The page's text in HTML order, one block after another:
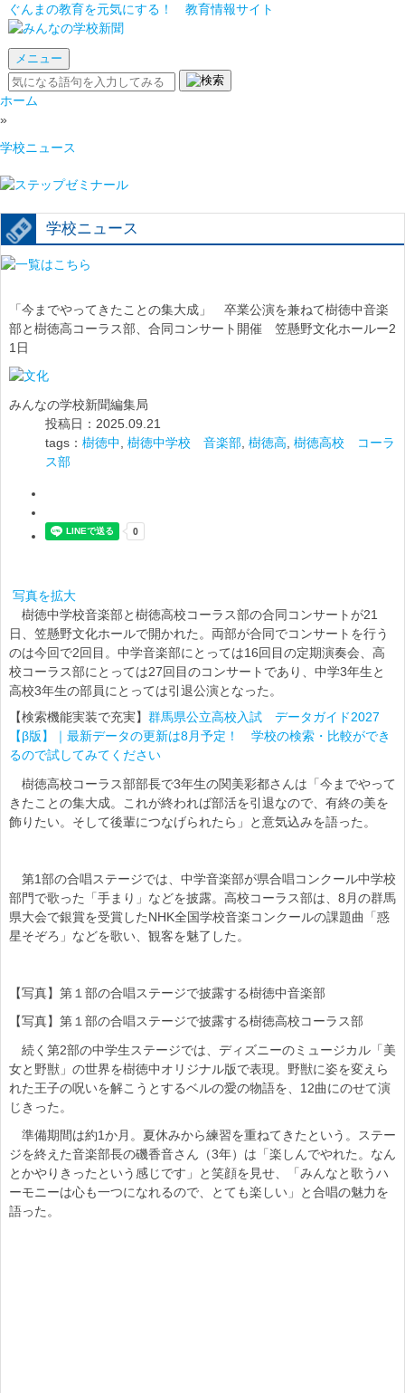
ぐんまの教育を元気にする！ 教育情報サイト
メニュー
ホーム
»
学校ニュース
学校ニュース
「今までやってきたことの集大成」 卒業公演を兼ねて樹徳中音楽
部と樹徳高コーラス部、合同コンサート開催 笠懸野文化ホールー2
1日
みんなの学校新聞編集局
投稿日：2025.09.21
tags： 樹徳中 樹徳中学校 音楽部 樹徳高 樹徳高校 コーラ
ス部
写真を拡大
樹徳中学校音楽部と樹徳高校コーラス部の合同コンサートが21
日、笠懸野文化ホールで開かれた。両部が合同でコンサートを行う
のは今回で2回目。中学音楽部にとっては16回目の定期演奏会、高
校コーラス部にとっては27回目のコンサートであり、中学3年生と
高校3年生の部員にとっては引退公演となった。
【検索機能実装で充実】 群馬県公立高校入試 データガイド2027
【β版】｜最新データの更新は8月予定！ 学校の検索・比較ができ
るので試してみてください
樹徳高校コーラス部部長で3年生の関美彩都さんは「今までやって
きたことの集大成。これが終われば部活を引退なので、有終の美を
飾りたい。そして後輩につなげられたら」と意気込みを語った。
第1部の合唱ステージでは、中学音楽部が県合唱コンクール中学校
部門で歌った「手まり」などを披露。高校コーラス部は、8月の群馬
県大会で銀賞を受賞したNHK全国学校音楽コンクールの課題曲「惑
星そぞろ」などを歌い、観客を魅了した。
【写真】第１部の合唱ステージで披露する樹徳中音楽部
【写真】第１部の合唱ステージで披露する樹徳高校コーラス部
続く第2部の中学生ステージでは、ディズニーのミュージカル「美
女と野獣」の世界を樹徳中オリジナル版で表現。野獣に姿を変えら
れた王子の呪いを解こうとするベルの愛の物語を、12曲にのせて演
じきった。
準備期間は約1か月。夏休みから練習を重ねてきたという。ステー
ジを終えた音楽部長の磯香音さん（3年）は「楽しんでやれた。なん
とかやりきったという感じです」と笑顔を見せ、「みんなと歌うハ
ーモニーは心も一つになれるので、とても楽しい」と合唱の魅力を
語った。